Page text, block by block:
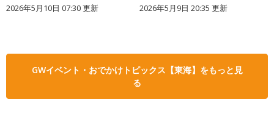
2026年5月10日 07:30 更新 2026年5月9日 20:35 更新
GWイベント・おでかけトピックス【東海】をもっと見
る